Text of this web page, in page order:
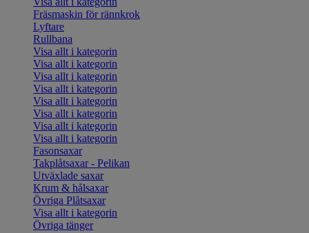
Fräsmaskin för rännkrok
Lyftare
Rullbana
Visa allt i kategorin
Visa allt i kategorin
Visa allt i kategorin
Visa allt i kategorin
Visa allt i kategorin
Visa allt i kategorin
Visa allt i kategorin
Visa allt i kategorin
Fasonsaxar
Takplåtsaxar - Pelikan
Utväxlade saxar
Krum & hålsaxar
Övriga Plåtsaxar
Visa allt i kategorin
Övriga tänger